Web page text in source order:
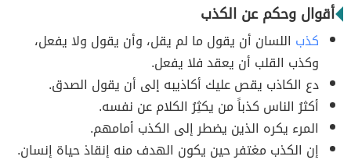
أقوال وحكم عن الكذب
كذب اللسان أن يقول ما لم يقل، وأن يقول ولا يفعل،
وكذب القلب أن يعقد فلا يفعل.
دع الكاذب يقص عليك أكاذيبه إلى أن يقول الصدق.
أكثرُ الناس كذباً من يكثِرُ الكلام عن نفسه.
المرء يكره الذين يضطر إلى الكذب أمامهم.
إن الكذب مغتفر حين يكون الهدف منه إنقاذ حياة إنسان.